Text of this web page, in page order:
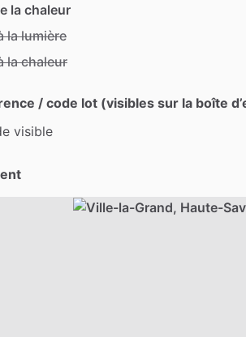
la chaleur
la lumière
la chaleur
/ code lot (visibles sur la boîte
visible